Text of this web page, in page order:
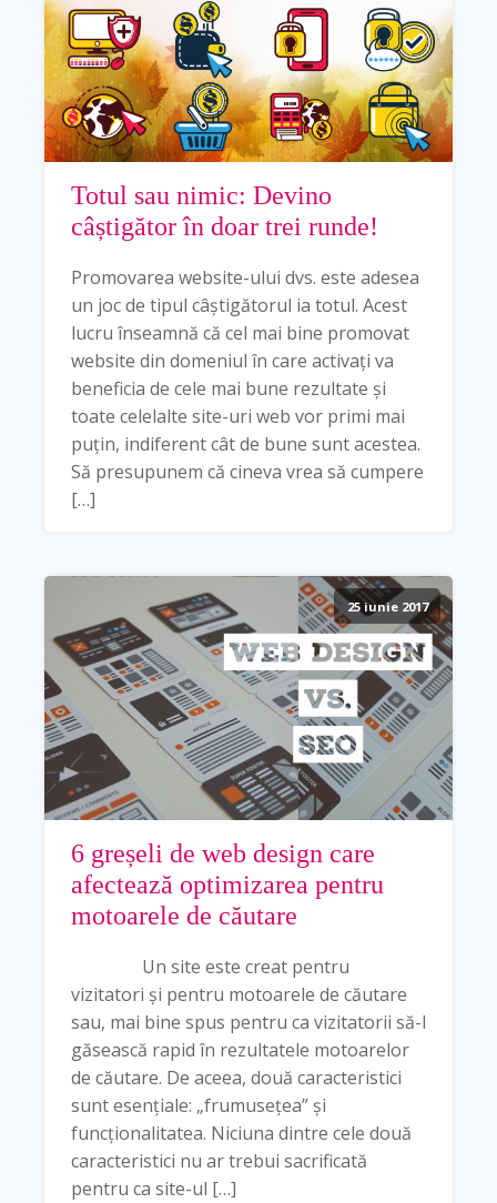
Totul sau nimic: Devino
câștigător în doar trei runde!
Promovarea website-ului dvs. este adesea
un joc de tipul câștigătorul ia totul. Acest
lucru înseamnă că cel mai bine promovat
website din domeniul în care activați va
beneficia de cele mai bune rezultate și
toate celelalte site-uri web vor primi mai
puțin, indiferent cât de bune sunt acestea.
Să presupunem că cineva vrea să cumpere
[…]
25 iunie 2017
6 greșeli de web design care
afectează optimizarea pentru
motoarele de căutare
Un site este creat pentru
vizitatori și pentru motoarele de căutare
sau, mai bine spus pentru ca vizitatorii să-l
găsească rapid în rezultatele motoarelor
de căutare. De aceea, două caracteristici
sunt esențiale: „frumusețea” și
funcționalitatea. Niciuna dintre cele două
caracteristici nu ar trebui sacrificată
pentru ca site-ul […]